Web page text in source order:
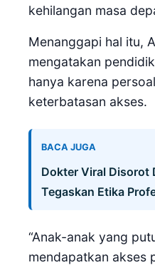
kehilangan masa
Menanggapi hal itu,
mengatakan
hanya karena
keterbatasan akses.
BACA JUGA
Dokter Viral Disorot
Tegaskan Etika
“Anak-anak yang
mendapatkan akses